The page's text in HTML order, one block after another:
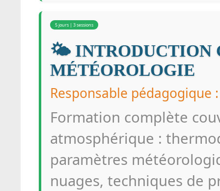
5 jours | 3 sessions
🌤️ INTRODUCTION
MÉTÉOROLOGIE
Responsable pédagogique
Formation complète
atmosphérique :
paramètres
nuages, techniques de